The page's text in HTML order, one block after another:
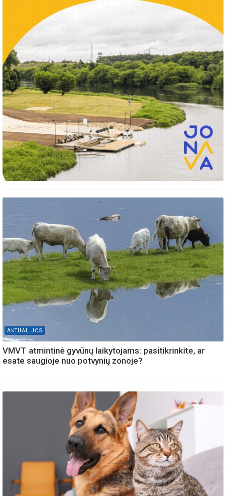
AKTUALIJOS
VMVT atmintinė gyvūnų laikytojams: pasitikrinkite, ar
esate saugioje nuo potvynių zonoje?